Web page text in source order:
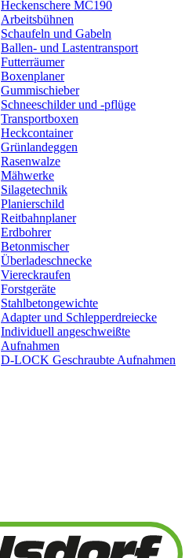
Heckenschere MC190
Arbeitsbühnen
Schaufeln und Gabeln
Ballen- und Lastentransport
Futterräumer
Boxenplaner
Gummischieber
Schneeschilder und -pflüge
Transportboxen
Heckcontainer
Grünlandeggen
Rasenwalze
Mähwerke
Silagetechnik
Planierschild
Reitbahnplaner
Erdbohrer
Betonmischer
Überladeschnecke
Viereckraufen
Forstgeräte
Stahlbetongewichte
Adapter und Schlepperdreiecke
Individuell angeschweißte
Aufnahmen
D-LOCK Geschraubte Aufnahmen